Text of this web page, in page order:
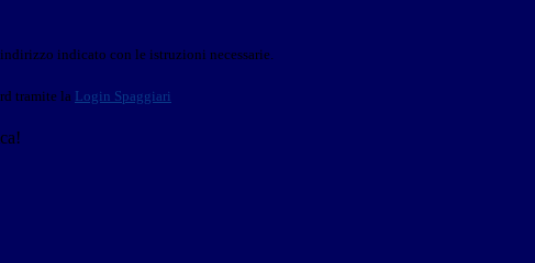
indicato con le istruzioni necessarie.
tramite la Login Spaggiari